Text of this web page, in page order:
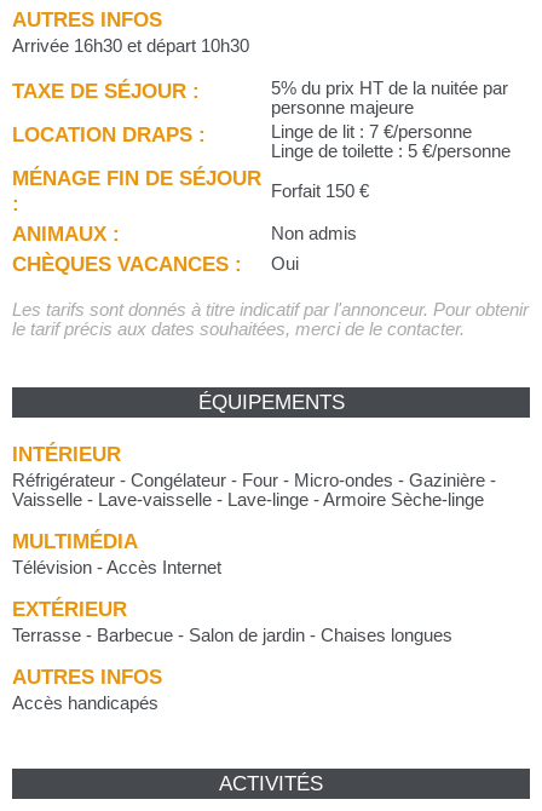
AUTRES INFOS
Arrivée 16h30 et départ 10h30
TAXE DE SÉJOUR :
5% du prix HT de la nuitée par
personne majeure
LOCATION DRAPS :
Linge de lit : 7 €/personne
Linge de toilette : 5 €/personne
MÉNAGE FIN DE SÉJOUR
:
Forfait 150 €
ANIMAUX : Non admis
CHÈQUES VACANCES : Oui
Les tarifs sont donnés à titre indicatif par l'annonceur. Pour obtenir
le tarif précis aux dates souhaitées, merci de le contacter.
ÉQUIPEMENTS
INTÉRIEUR
Réfrigérateur - Congélateur - Four - Micro-ondes - Gazinière -
Vaisselle - Lave-vaisselle - Lave-linge - Armoire Sèche-linge
MULTIMÉDIA
Télévision - Accès Internet
EXTÉRIEUR
Terrasse - Barbecue - Salon de jardin - Chaises longues
AUTRES INFOS
Accès handicapés
ACTIVITÉS